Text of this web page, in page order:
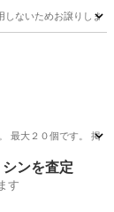
ないためお譲りしま
最大２０個です。 掲
シンを査定
す